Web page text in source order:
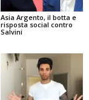
Asia Argento, il botta e
risposta social contro
Salvini